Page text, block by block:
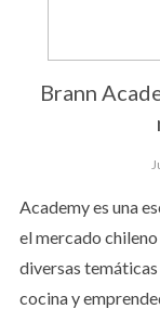
Brann
Academy es una
el mercado
diversas
cocina y